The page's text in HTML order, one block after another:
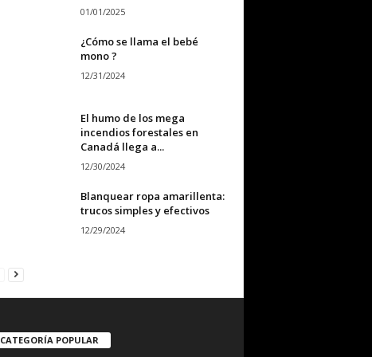
01/01/2025
¿Cómo se llama el bebé
mono ?
12/31/2024
El humo de los mega
incendios forestales en
Canadá llega a...
12/30/2024
Blanquear ropa amarillenta:
trucos simples y efectivos
12/29/2024
CATEGORÍA POPULAR